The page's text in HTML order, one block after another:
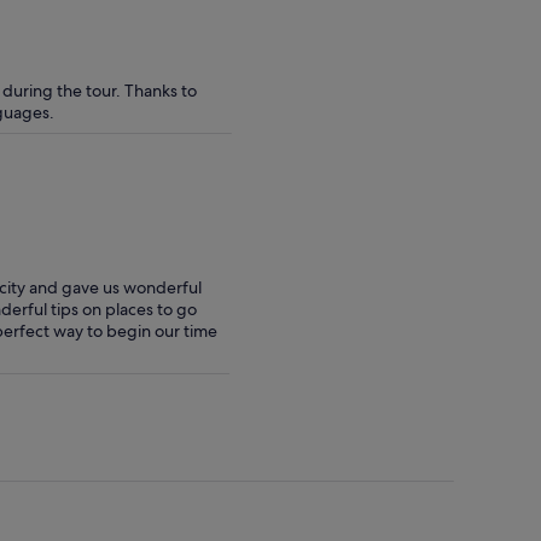
the tour. Thanks to
and gave us wonderful
tips on places to go
way to begin our time